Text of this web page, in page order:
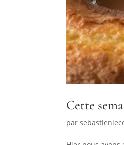
Cette
par